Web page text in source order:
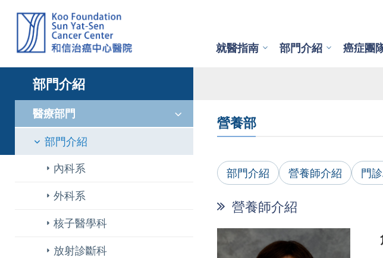
就醫指南 部門介紹 癌症團
部門介紹
醫療部門
部門介紹
內科系
外科系
核子醫學科
放射診斷科
營養部
部門介紹 營養師介紹 門
營養師介紹